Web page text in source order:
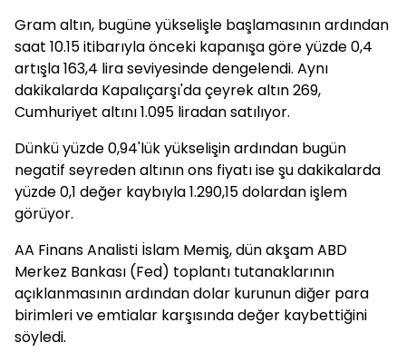
Gram altın, bugüne yükselişle başlamasının ardından
saat 10.15 itibarıyla önceki kapanışa göre yüzde 0,4
artışla 163,4 lira seviyesinde dengelendi. Aynı
dakikalarda Kapalıçarşı'da çeyrek altın 269,
Cumhuriyet altını 1.095 liradan satılıyor.
Dünkü yüzde 0,94'lük yükselişin ardından bugün
negatif seyreden altının ons fiyatı ise şu dakikalarda
yüzde 0,1 değer kaybıyla 1.290,15 dolardan işlem
görüyor.
AA Finans Analisti İslam Memiş, dün akşam ABD
Merkez Bankası (Fed) toplantı tutanaklarının
açıklanmasının ardından dolar kurunun diğer para
birimleri ve emtialar karşısında değer kaybettiğini
söyledi.